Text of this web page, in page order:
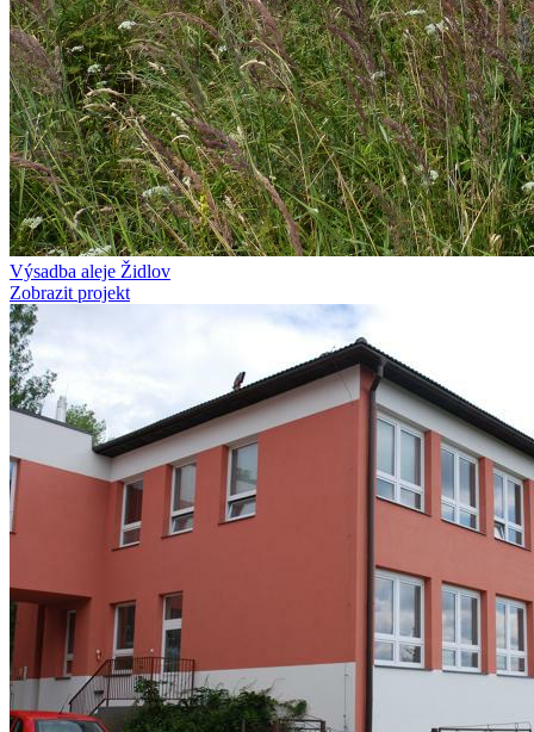
Výsadba aleje Židlov
Zobrazit projekt